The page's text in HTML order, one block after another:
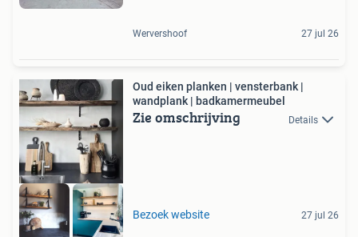
Wervershoof 27 jul 26
Oud eiken planken | vensterbank |
wandplank | badkamermeubel
Zie omschrijving Details
Bezoek website 27 jul 26